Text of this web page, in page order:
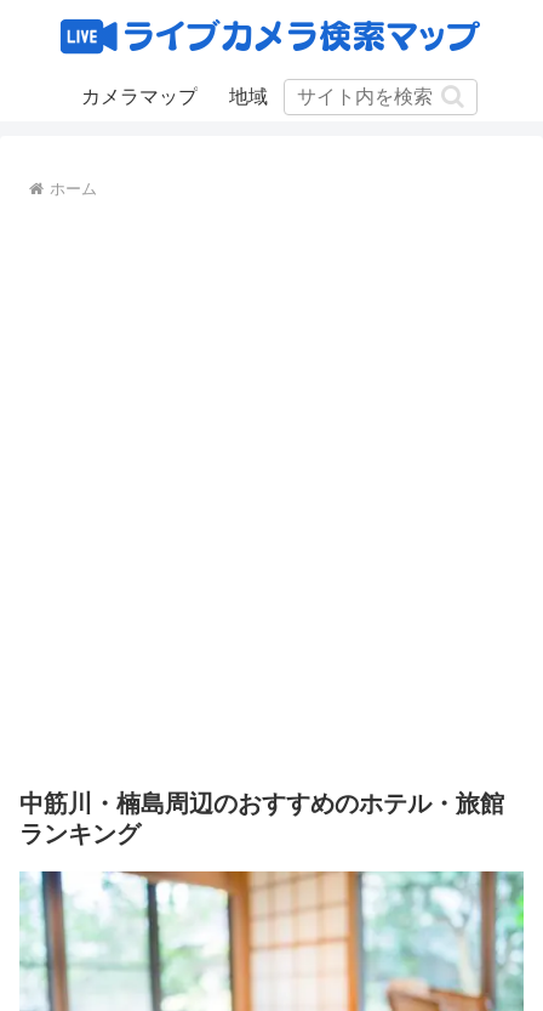
カメラマップ 地域
ホーム
中筋川・楠島周辺のおすすめのホテル・旅館
ランキング